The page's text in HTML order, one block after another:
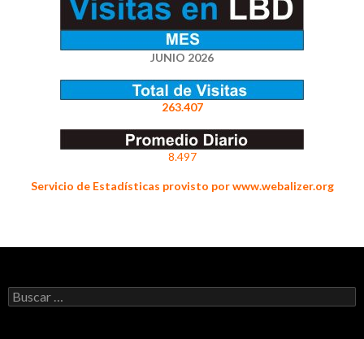
JUNIO 2026
263.407
8.497
Servicio de Estadísticas provisto por www.webalizer.org
Buscar: